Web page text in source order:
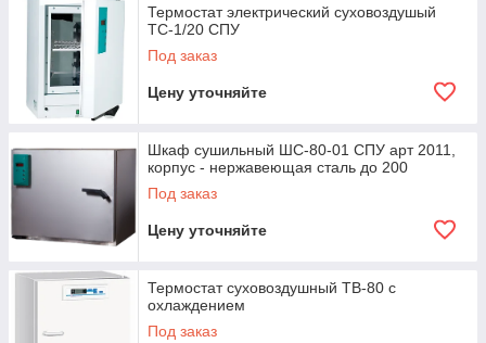
документы на проданные агрегаты.
Компетентно консультируем, даем
Гарантируем исправность
оборудования, отвечаем своей
репутацией.
Собрать заказ
Термостат электрический суховоздушый
ТС-1/20 СПУ
Под заказ
Цену уточняйте
Шкаф сушильный ШС-80-01 СПУ арт 2011,
корпус - нержавеющая сталь до 200
Под заказ
Цену уточняйте
Термостат суховоздушный ТВ-80 с
охлаждением
Под заказ